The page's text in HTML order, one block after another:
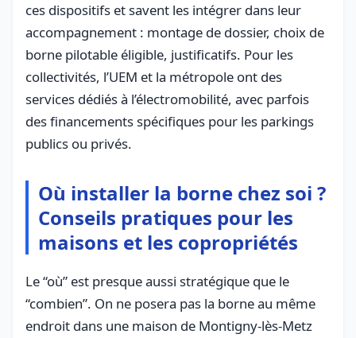
ces dispositifs et savent les intégrer dans leur
accompagnement : montage de dossier, choix de
borne pilotable éligible, justificatifs. Pour les
collectivités, l’UEM et la métropole ont des
services dédiés à l’électromobilité, avec parfois
des financements spécifiques pour les parkings
publics ou privés.
Où installer la borne chez soi ?
Conseils pratiques pour les
maisons et les copropriétés
Le “où” est presque aussi stratégique que le
“combien”. On ne posera pas la borne au même
endroit dans une maison de Montigny-lès-Metz